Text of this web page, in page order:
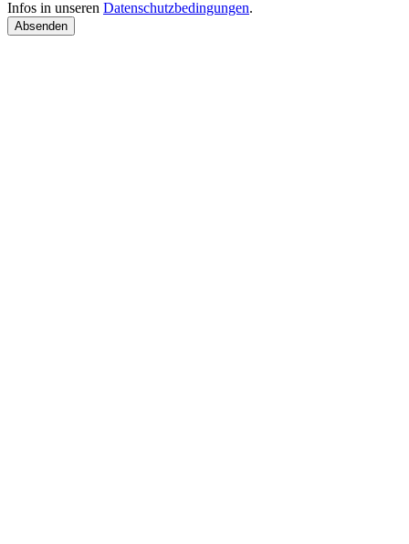
Infos in unseren Datenschutzbedingungen.
Absenden